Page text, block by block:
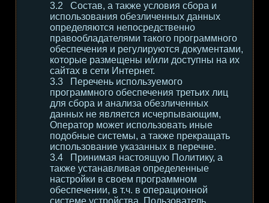
Состав, а также условия сбора и
использования обезличенных данных
определяются непосредственно
правообладателями такого программного
обеспечения и регулируются документами,
которые размещены и/или доступны на их
сайтах в сети Интернет.
Перечень используемого
программного обеспечения третьих лиц
для сбора и анализа обезличенных
данных не является исчерпывающим,
Оператор может использовать иные
подобные системы, а также прекращать
использование указанных в перечне.
Принимая настоящую Политику, а
также устанавливая определенные
настройки в своем программном
обеспечении, в т.ч. в операционной
системе устройства, Пользователь